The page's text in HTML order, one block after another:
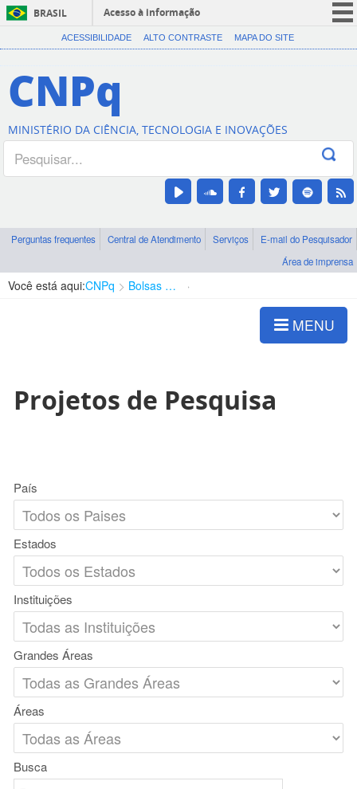
BRASIL
Acesso à informação
CORONAVÍRUS (COVID-19)
Canais
ACESSIBILIDADE ALTO CONTRASTE MAPA DO SITE
CNPq
MINISTÉRIO DA CIÊNCIA, TECNOLOGIA E INOVAÇÕES
Perguntas frequentes Central de Atendimento Serviços
E-mail do Pesquisador
Área de imprensa
Você está aqui:CNPq Bolsas e Auxílios Vigentes
MENU
Projetos de Pesquisa
País
Estados
Instituições
Grandes Áreas
Áreas
Busca